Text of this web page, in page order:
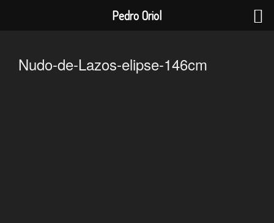
contenidoNudo-de-Lazos-elipse-146cm
Pedro Oriol